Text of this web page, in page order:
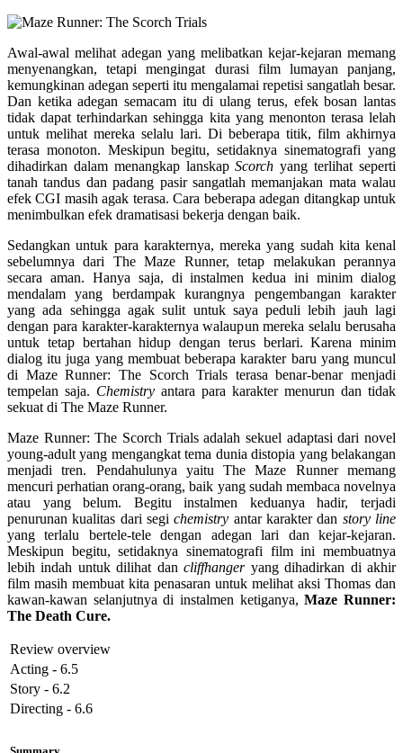
Awal-awal melihat adegan yang melibatkan kejar-kejaran memang
menyenangkan, tetapi mengingat durasi film lumayan panjang,
kemungkinan adegan seperti itu mengalamai repetisi sangatlah besar.
Dan ketika adegan semacam itu di ulang terus, efek bosan lantas
tidak dapat terhindarkan sehingga kita yang menonton terasa lelah
untuk melihat mereka selalu lari. Di beberapa titik, film akhirnya
terasa monoton. Meskipun begitu, setidaknya sinematografi yang
dihadirkan dalam menangkap lanskapScorch yang terlihat seperti
tanah tandus dan padang pasir sangatlah memanjakan mata walau
efek CGI masih agak terasa. Cara beberapa adegan ditangkap untuk
menimbulkan efek dramatisasi bekerja dengan baik.
Sedangkan untuk para karakternya, mereka yang sudah kita kenal
sebelumnya dari The Maze Runner, tetap melakukan perannya
secara aman. Hanya saja, di instalmen kedua ini minim dialog
mendalam yang berdampak kurangnya pengembangan karakter
yang ada sehingga agak sulit untuk saya peduli lebih jauh lagi
dengan para karakter-karakternya walaupun mereka selalu berusaha
untuk tetap bertahan hidup dengan terus berlari. Karena minim
dialog itu juga yang membuat beberapa karakter baru yang muncul
di Maze Runner: The Scorch Trials terasa benar-benar menjadi
tempelan saja. Chemistry antara para karakter menurun dan tidak
sekuat di The Maze Runner.
Maze Runner: The Scorch Trials adalah sekuel adaptasi dari novel
young-adult yang mengangkat tema dunia distopia yang belakangan
menjadi tren. Pendahulunya yaitu The Maze Runner memang
mencuri perhatian orang-orang, baik yang sudah membaca novelnya
atau yang belum. Begitu instalmen keduanya hadir, terjadi
penurunan kualitas dari segichemistry antar karakter dan story line
yang terlalu bertele-tele dengan adegan lari dan kejar-kejaran.
Meskipun begitu, setidaknya sinematografi film ini membuatnya
lebih indah untuk dilihat dancliffhangeryang dihadirkan di akhir
film masih membuat kita penasaran untuk melihat aksi Thomas dan
kawan-kawan selanjutnya di instalmen ketiganya,Maze Runner:
The Death Cure.
Review overview
Acting - 6.5
Story - 6.2
Directing - 6.6